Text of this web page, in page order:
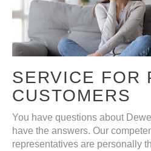
SERVICE FOR
CUSTOMERS
You have questions about
have the answers. Our
representatives are personally